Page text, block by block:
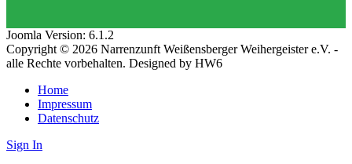
Joomla Version: 6.1.2
Copyright © 2026 Narrenzunft Weißensberger Weihergeister e.V. -
alle Rechte vorbehalten. Designed by HW6
Home
Impressum
Datenschutz
Sign In